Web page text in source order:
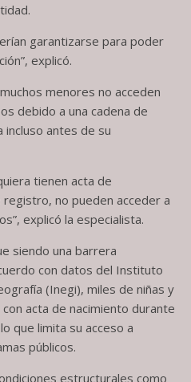
garantizarse para poder
explicó.
menores no acceden
debido a una cadena de
incluso antes de su
tienen acta de
no pueden acceder a
explicó la especialista.
siendo una barrera
con datos del Instituto
(Inegi), miles de niñas y
acta de nacimiento durante
que limita su acceso a
públicos.
estructurales como